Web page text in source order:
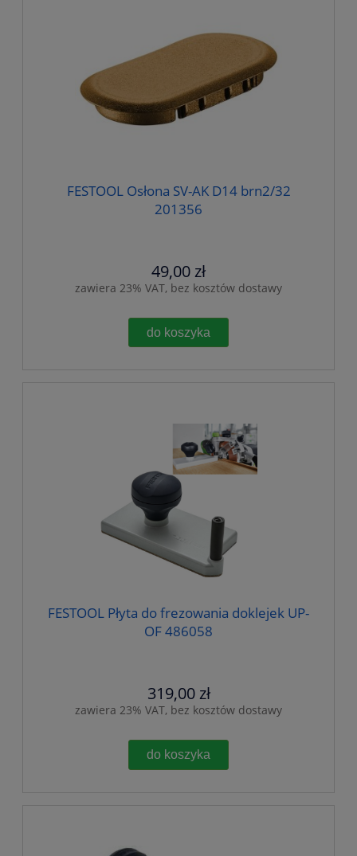
FESTOOL Osłona SV-AK D14 brn2/32
201356
49,00 zł
zawiera 23% VAT, bez kosztów dostawy
do koszyka
FESTOOL Płyta do frezowania doklejek UP-
OF 486058
319,00 zł
zawiera 23% VAT, bez kosztów dostawy
do koszyka